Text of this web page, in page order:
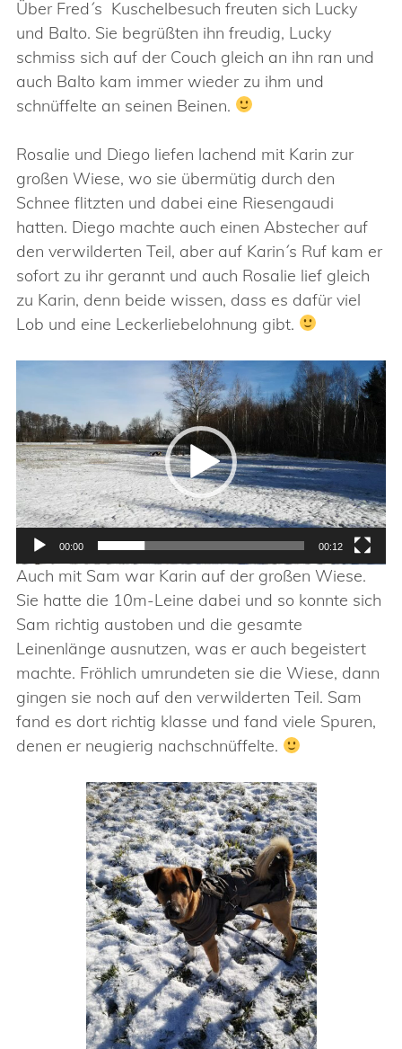
Über Fred´s Kuschelbesuch freuten sich Lucky
und Balto. Sie begrüßten ihn freudig, Lucky
schmiss sich auf der Couch gleich an ihn ran und
auch Balto kam immer wieder zu ihm und
schnüffelte an seinen Beinen.
Rosalie und Diego liefen lachend mit Karin zur
großen Wiese, wo sie übermütig durch den
Schnee flitzten und dabei eine Riesengaudi
hatten. Diego machte auch einen Abstecher auf
den verwilderten Teil, aber auf Karin´s Ruf kam er
sofort zu ihr gerannt und auch Rosalie lief gleich
zu Karin, denn beide wissen, dass es dafür viel
Lob und eine Leckerliebelohnung gibt.
Video-
00:00 00:12
Auch mit Sam war Karin auf der großen Wiese.
Sie hatte die 10m-Leine dabei und so konnte sich
Sam richtig austoben und die gesamte
Leinenlänge ausnutzen, was er auch begeistert
machte. Fröhlich umrundeten sie die Wiese, dann
gingen sie noch auf den verwilderten Teil. Sam
fand es dort richtig klasse und fand viele Spuren,
denen er neugierig nachschnüffelte.